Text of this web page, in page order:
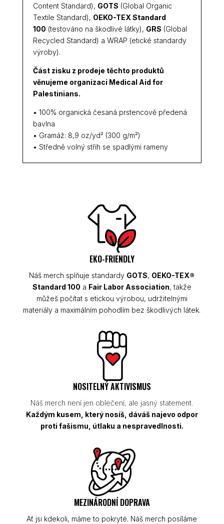
Content Standard), GOTS (Global Organic
Textile Standard), OEKO-TEX Standard
100 (testováno na škodlivé látky), GRS (Global
Recycled Standard) a WRAP (etické standardy
výroby).
Část zisku z prodeje těchto produktů
věnujeme organizaci Medical Aid for
Palestinians.
• 100% organická česaná prstencově předená
bavlna
• Gramáž: 8,9 oz/yd² (300 g/m²)
• Středně volný střih se spadlými rameny
EKO-FRIENDLY
Náš merch splňuje standardy GOTS, OEKO-TEX®
Standard 100 a Fair Labor Association, takže
můžeš počítat s etickou výrobou, udržitelnými
materiály a maximálním pohodlím bez škodlivých látek.
NOSITELNÝ AKTIVISMUS
Náš merch není jen oblečení, ale jasný statement.
Každým kusem, který nosíš, dáváš najevo odpor
proti fašismu, útlaku a nespravedlnosti.
MEZINÁRODNÍ DOPRAVA
Ať jsi kdekoli, máme to pokryté. Náš merch posíláme